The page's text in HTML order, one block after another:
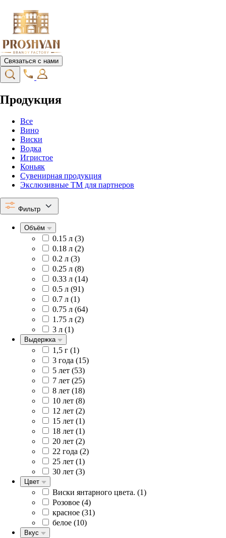
Связаться с нами
Продукция
Все
Вино
Виски
Водка
Игристое
Коньяк
Сувенирная продукция
Экслюзивные ТМ для партнеров
Фильтр
Объём
0.15 л (3)
0.18 л (2)
0.2 л (3)
0.25 л (8)
0.33 л (14)
0.5 л (91)
0.7 л (1)
0.75 л (64)
1.75 л (2)
3 л (1)
Выдержка
1,5 г (1)
3 года (15)
5 лет (53)
7 лет (25)
8 лет (18)
10 лет (8)
12 лет (2)
15 лет (1)
18 лет (1)
20 лет (2)
22 года (2)
25 лет (1)
30 лет (3)
Цвет
Виски янтарного цвета. (1)
Розовое (4)
красное (31)
белое (10)
Вкус